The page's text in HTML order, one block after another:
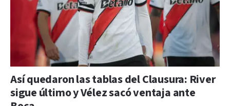
Así quedaron las tablas del Clausura: River
sigue último y Vélez sacó ventaja ante